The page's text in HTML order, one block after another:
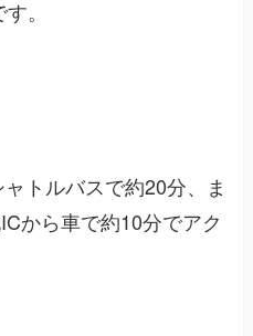
。
トルバスで約20分、ま
から車で約10分でアク